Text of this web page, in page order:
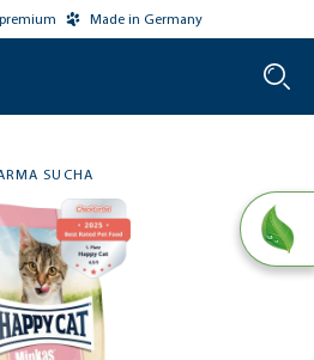
Made in Germany
SUCHA